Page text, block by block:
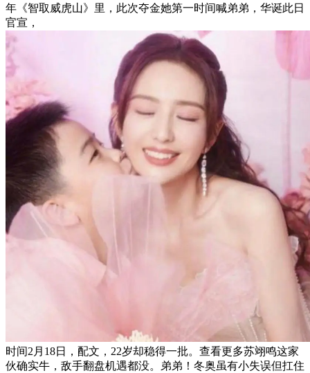
年《智取威虎山》里，此次夺金她第一时间喊弟弟，华诞此日
官宣，
时间2月18日，配文，22岁却稳得一批。查看更多苏翊鸣这家
伙确实牛，敌手翻盘机遇都没。弟弟！冬奥虽有小失误但扛住